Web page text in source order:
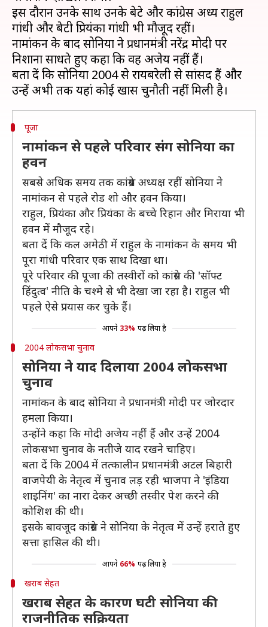
इस दौरान उनके साथ उनके बेटे और कांग्रेस अध्यक्ष राहुल
गांधी और बेटी प्रियंका गांधी भी मौजूद रहीं।
नामांकन के बाद सोनिया ने प्रधानमंत्री नरेंद्र मोदी पर
निशाना साधते हुए कहा कि वह अजेय नहीं हैं।
बता दें कि सोनिया 2004 से रायबरेली से सांसद हैं और
पूजा
नामांकन से पहले परिवार संग सोनिया का
हवन
सबसे अधिक समय तक कांग्रेस अध्यक्ष रहीं सोनिया ने
नामांकन से पहले रोड शो और हवन किया।
राहुल, प्रियंका और प्रियंका के बच्चे रिहान और मिराया भी
हवन में मौजूद रहे।
बता दें कि कल अमेठी में राहुल के नामांकन के समय भी
पूरा गांधी परिवार एक साथ दिखा था।
पूरे परिवार की पूजा की तस्वीरों को कांग्रेस की 'सॉफ्ट
हिंदुत्व' नीति के चश्मे से भी देखा जा रहा है। राहुल भी
पहले ऐसे प्रयास कर चुके हैं।
आपने 33% पढ़ लिया है
2004 लोकसभा चुनाव
सोनिया ने याद दिलाया 2004 लोकसभा
चुनाव
नामांकन के बाद सोनिया ने प्रधानमंत्री मोदी पर जोरदार
हमला किया।
उन्होंने कहा कि मोदी अजेय नहीं हैं और उन्हें 2004
लोकसभा चुनाव के नतीजे याद रखने चाहिए।
बता दें कि 2004 में तत्कालीन प्रधानमंत्री अटल बिहारी
वाजपेयी के नेतृत्व में चुनाव लड़ रही भाजपा ने 'इंडिया
शाइनिंग' का नारा देकर अच्छी तस्वीर पेश करने की
कोशिश की थी।
इसके बावजूद कांग्रेस ने सोनिया के नेतृत्व में उन्हें हराते हुए
सत्ता हासिल की थी।
आपने 66% पढ़ लिया है
खराब सेहत
खराब सेहत के कारण घटी सोनिया की
राजनीतिक सक्रियता